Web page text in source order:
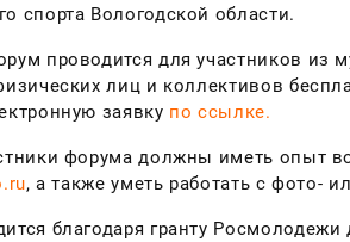
спорта Вологодской области.
проводится для участников из
лиц и коллективов
заявку по ссылке.
форума должны иметь опыт
, а также уметь работать с фото-
благодаря гранту